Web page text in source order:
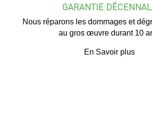
GARANTIE
Nous réparons les dommages et
au gros œuvre durant 10
En Savoir plus